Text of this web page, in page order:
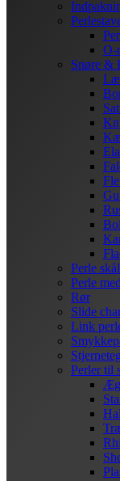
O-
Snøre &
Perle
Perle
Rør
Slide
Link
Perler til